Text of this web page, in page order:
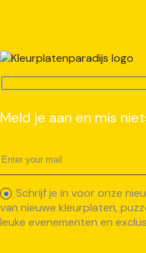
Meld je aan en mis
Schrijf je in voor onze
van nieuwe kleurplaten,
leuke evenementen en